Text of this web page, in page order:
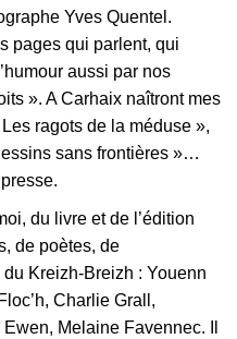
FR
Yves Quentel.
pages qui parlent, qui
aussi par nos
». A Carhaix naîtront mes
ragots de la méduse »,
sans frontières »…
du livre et de l’édition
de poètes, de
Kreizh-Breizh : Youenn
Charlie Grall,
Melaine Favennec. Il